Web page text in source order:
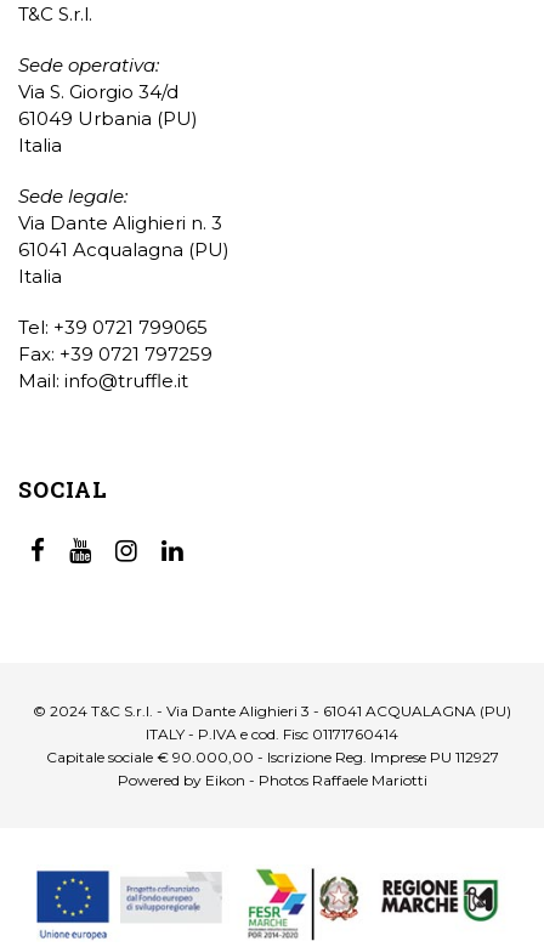
T&C S.r.l.
Sede operativa:
Via S. Giorgio 34/d
61049 Urbania (PU)
Italia
Sede legale:
Via Dante Alighieri n. 3
61041 Acqualagna (PU)
Italia
Tel: +39 0721 799065
Fax: +39 0721 797259
Mail: info@truffle.it
SOCIAL
© 2024 T&C S.r.l. - Via Dante Alighieri 3 - 61041 ACQUALAGNA (PU)
ITALY - P.IVA e cod. Fisc 01171760414
Capitale sociale € 90.000,00 - Iscrizione Reg. Imprese PU 112927
Powered by Eikon - Photos Raffaele Mariotti